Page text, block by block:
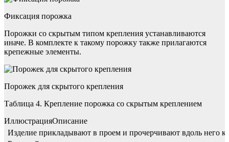
Фиксация порожка
Порожки со скрытым типом крепления устанавливаются
иначе. В комплекте к такому порожку также прилагаются
крепежные элементы.
Порожек для скрытого крепления
Таблица 4. Крепление порожка со скрытым креплением
ИллюстрацияОписание
Изделие прикладывают в проем и прочерчивают вдоль него